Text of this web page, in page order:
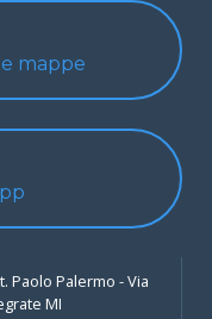
mappe
Paolo Palermo - Via
MI